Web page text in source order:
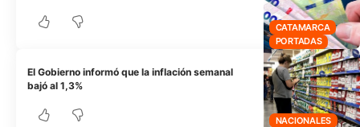
CATAMARCA
PORTADAS
NACIONALES
El Gobierno informó que la inflación semanal
bajó al 1,3%